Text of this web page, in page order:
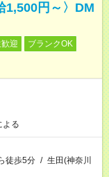
1,500円～〉DM
迎
ブランクOK
よる
徒歩5分 / 生田(神奈川